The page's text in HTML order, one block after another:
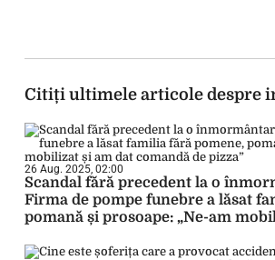
Citiți ultimele articole despre
26 Aug. 2025, 02:00
Scandal fără precedent la o
Firma de pompe funebre a lăsat
pomană și prosoape: „Ne-am